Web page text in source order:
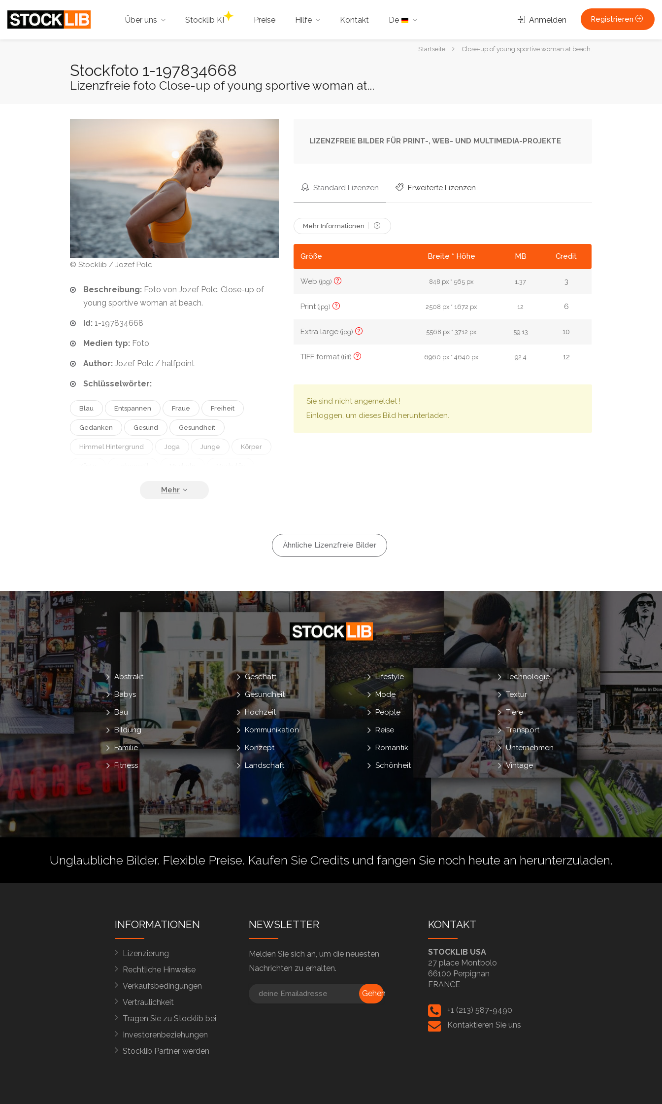
Über uns Stocklib KI Preise Hilfe Kontakt De Anmelden Registrieren
Startseite Close-up of young sportive woman at beach.
Stockfoto 1-197834668
Lizenzfreie foto Close-up of young sportive woman at...
© Stocklib / Jozef Polc
Beschreibung: Foto von Jozef Polc. Close-up of
young sportive woman at beach.
Id: 1-197834668
Medien typ: Foto
Author: Jozef Polc / halfpoint
Schlüsselwörter:
Blau Entspannen Fraue Freiheit
Gedanken Gesund Gesundheit
Himmel Hintergrund Joga Junge Körper
LIZENZFREIE BILDER FÜR PRINT-, WEB- UND MULTIMEDIA-PROJEKTE
Standard Lizenzen Erweiterte Lizenzen
Mehr Informationen
Größe Breite * Höhe MB Credit
Web(jpg) 848 px * 565 px 1.37 3
Print(jpg) 2508 px * 1672 px 12 6
Extra large(jpg) 5568 px * 3712 px 59.13 10
TIFF format(tiff) 6960 px * 4640 px 92.4 12
Sie sind nicht angemeldet !
Einloggen, um dieses Bild herunterladen.
Ähnliche Lizenzfreie Bilder
Abstrakt
Babys
Bau
Bildung
Familie
Fitness
Geschäft
Gesundheit
Hochzeit
Kommunikation
Konzept
Landschaft
Lifestyle
Mode
People
Reise
Romantik
Schönheit
Technologie
Textur
Tiere
Transport
Unternehmen
Vintage
Unglaubliche Bilder. Flexible Preise. Kaufen Sie Credits und fangen Sie noch heute an herunterzuladen.
INFORMATIONEN
Lizenzierung
Rechtliche Hinweise
Verkaufsbedingungen
Vertraulichkeit
Tragen Sie zu Stocklib bei
Investorenbeziehungen
Stocklib Partner werden
NEWSLETTER
Melden Sie sich an, um die neuesten
Nachrichten zu erhalten.
Gehen
KONTAKT
STOCKLIB USA
27 place Montbolo
66100 Perpignan
FRANCE
+1 (213) 587-9490
Kontaktieren Sie uns